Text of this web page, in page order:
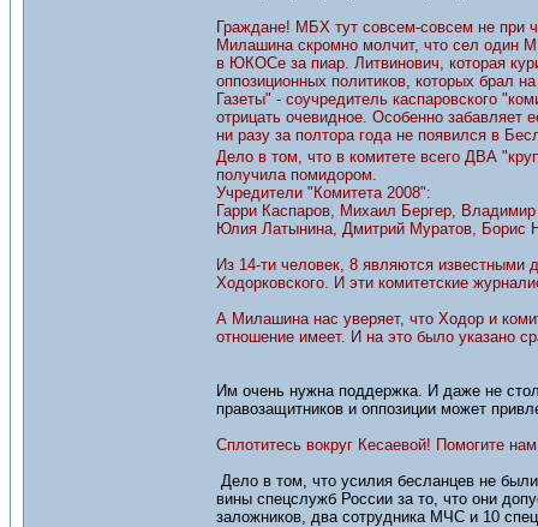
Граждане! МБХ тут совсем-совсем не при
Милашина скромно молчит, что сел один
в ЮКОСе за пиар. Литвинович, которая
оппозиционных политиков, которых брал
Газеты" - соучредитель каспаровского
отрицать очевидное. Особенно забавляет
ни разу за полтора года не появился в
Дело в том, что в комитете всего ДВА
получила помидором.
Учредители "Комитета 2008":
Гарри Каспаров, Михаил Бергер,
Юлия Латынина, Дмитрий Муратов, Борис
Из 14-ти человек, 8 являются
Ходорковского. И эти комитетские
А Милашина нас уверяет, что Ходор и
отношение имеет. И на это было указано
Им очень нужна поддержка. И даже не
правозащитников и оппозиции может
Сплотитесь вокруг Кесаевой! Помогите
Дело в том, что усилия бесланцев не
вины спецслужб России за то, что они
заложников, два сотрудника МЧС и 10